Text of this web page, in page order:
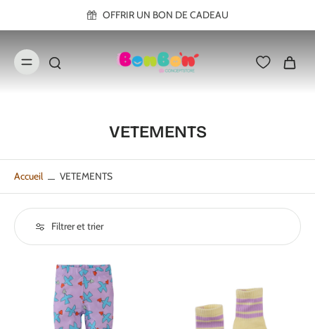
OFFRIR UN BON DE CADEAU
VETEMENTS
Accueil VETEMENTS
Filtrer et trier